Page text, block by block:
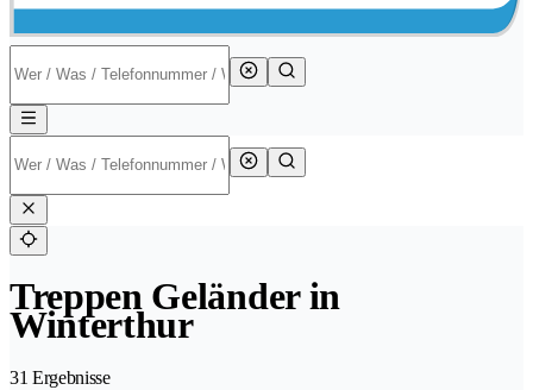
Treppen Geländer in
Winterthur
31 Ergebnisse